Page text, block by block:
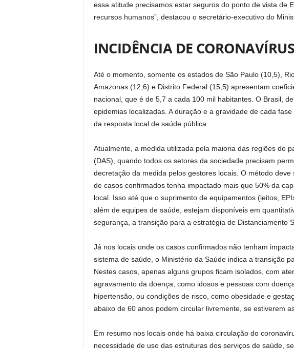
essa atitude precisamos estar seguros do ponto de vista de
recursos humanos”, destacou o secretário-executivo do
INCIDÊNCIA DE
Até o momento, somente os estados de São Paulo (10,5),
Amazonas (12,6) e Distrito Federal (15,5) apresentam
nacional, que é de 5,7 a cada 100 mil habitantes. O Brasil,
epidemias localizadas. A duração e a gravidade de cada
da resposta local de saúde pública.
Atualmente, a medida utilizada pela maioria das regiões do
(DAS), quando todos os setores da sociedade precisam
decretação da medida pelos gestores locais. O método
de casos confirmados tenha impactado mais que 50% da
local. Isso até que o suprimento de equipamentos (leitos,
além de equipes de saúde, estejam disponíveis em
segurança, a transição para a estratégia de Distanciamento
Já nos locais onde os casos confirmados não tenham
sistema de saúde, o Ministério da Saúde indica a transição
Nestes casos, apenas alguns grupos ﬁcam isolados, com
agravamento da doença, como idosos e pessoas com
hipertensão, ou condições de risco, como obesidade e
abaixo de 60 anos podem circular livremente, se estiverem
Em resumo nos locais onde há baixa circulação do
necessidade de uso das estruturas dos serviços de saúde,